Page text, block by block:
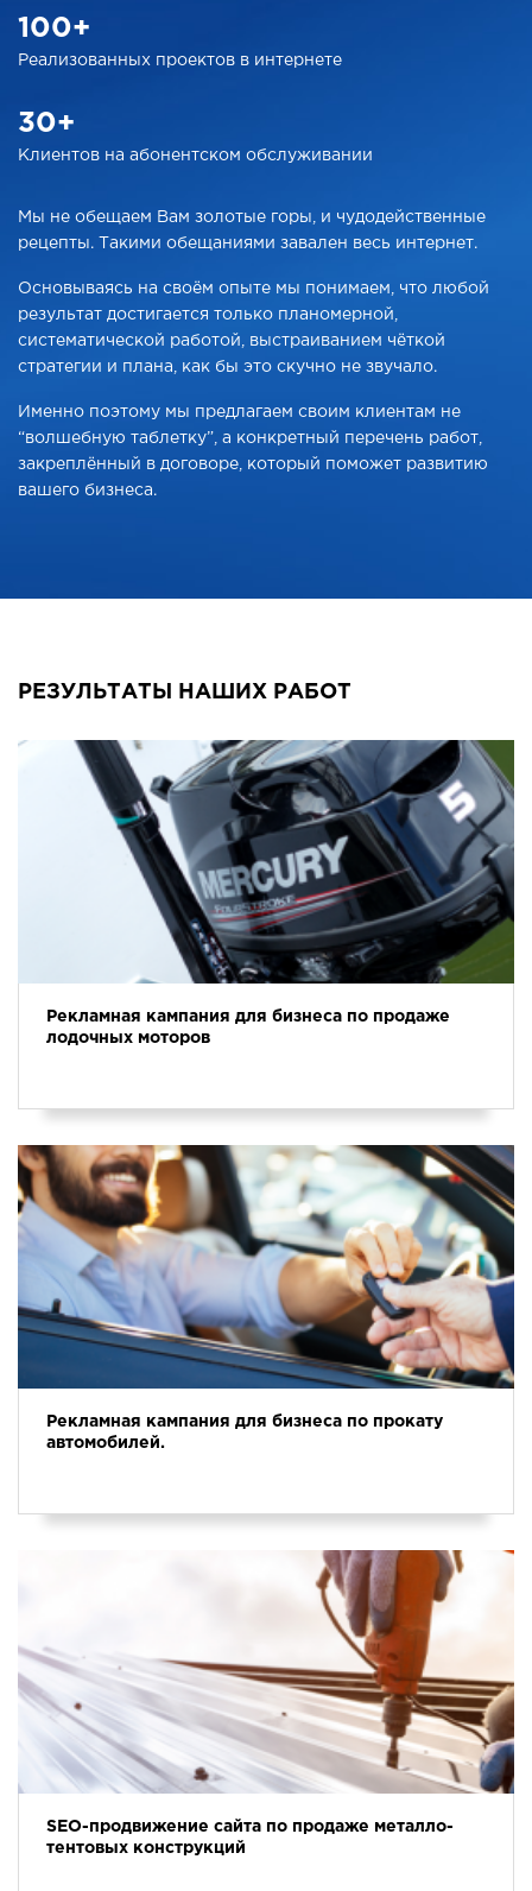
100+
Реализованных проектов в интернете
30+
Клиентов на абонентском обслуживании
Мы не обещаем Вам золотые горы, и чудодейственные
рецепты. Такими обещаниями завален весь интернет.
Основываясь на своём опыте мы понимаем, что любой
результат достигается только планомерной,
систематической работой, выстраиванием чёткой
стратегии и плана, как бы это скучно не звучало.
Именно поэтому мы предлагаем своим клиентам не
“волшебную таблетку”, а конкретный перечень работ,
закреплённый в договоре, который поможет развитию
вашего бизнеса.
РЕЗУЛЬТАТЫ НАШИХ РАБОТ
Рекламная кампания для бизнеса по продаже
лодочных моторов
Рекламная кампания для бизнеса по прокату
автомобилей.
SEO-продвижение сайта по продаже металло-
тентовых конструкций